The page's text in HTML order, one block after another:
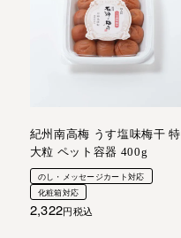
紀州南高梅 うす塩味梅干 特
大粒 ペット容器 400g
のし・メッセージカート対応
化粧箱対応
2,322 税込